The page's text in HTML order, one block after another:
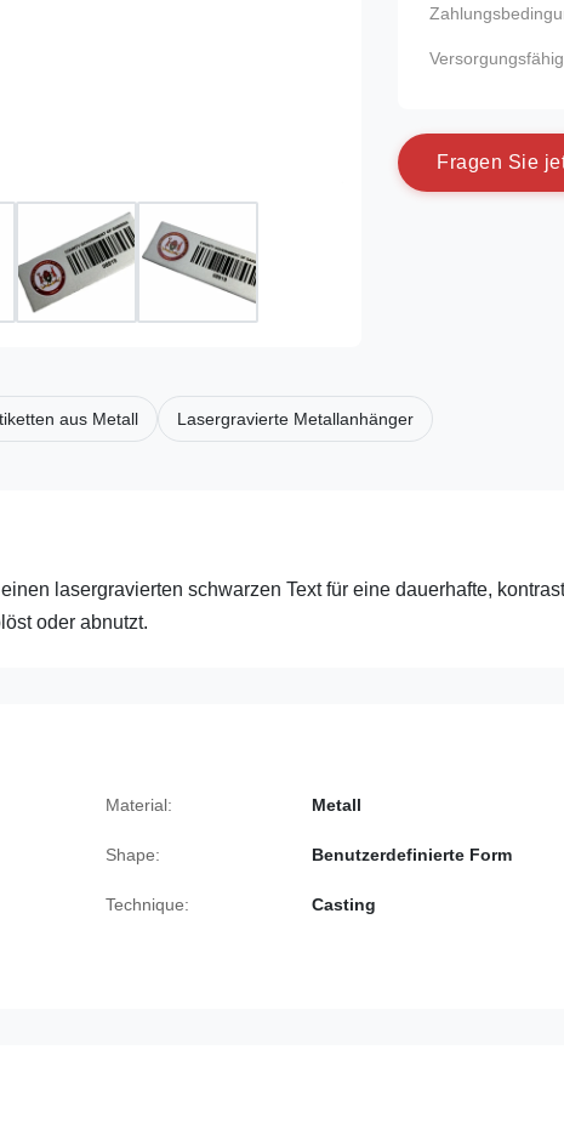
Fragen Sie je
aus Metall Lasergravierte Metallanhänger
lasergravierten schwarzen Text für eine dauerhafte,
oder abnutzt.
Material: Metall
Shape: Benutzerdefinierte Form
Technique: Casting